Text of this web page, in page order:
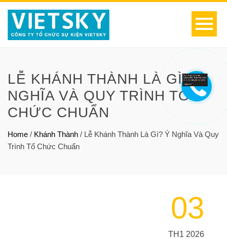
LỄ KHÁNH THÀNH LÀ GÌ? Ý
NGHĨA VÀ QUY TRÌNH TỔ
CHỨC CHUẨN
Home / Khánh Thành / Lễ Khánh Thành Là Gì? Ý Nghĩa Và Quy
Trình Tổ Chức Chuẩn
03
TH1 2026